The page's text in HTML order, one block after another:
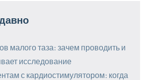
малого таза: зачем проводить и
исследование
с кардиостимулятором: когда